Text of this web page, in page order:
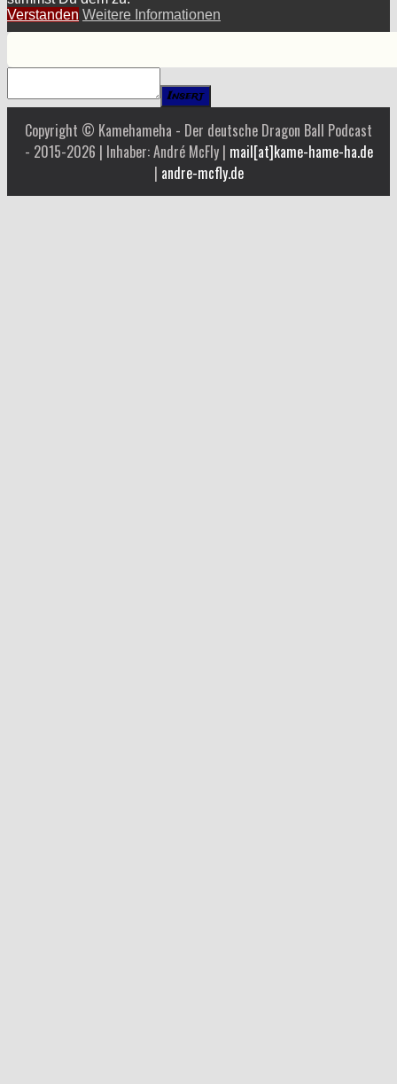
Verstanden Weitere Informationen
Insert
Copyright © Kamehameha - Der deutsche Dragon Ball Podcast
- 2015-2026 | Inhaber: André McFly | mail[at]kame-hame-ha.de
| andre-mcfly.de